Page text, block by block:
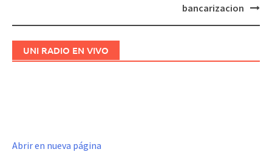
bancarizacion
UNI RADIO EN VIVO
Abrir en nueva página